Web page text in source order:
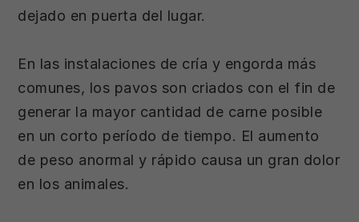
dejado en puerta del lugar.
En las instalaciones de cría y engorda más
comunes, los pavos son criados con el fin de
generar la mayor cantidad de carne posible
en un corto período de tiempo. El aumento
de peso anormal y rápido causa un gran dolor
en los animales.